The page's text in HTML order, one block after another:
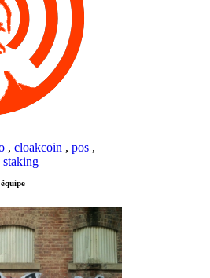
, cloakcoin , pos ,
staking